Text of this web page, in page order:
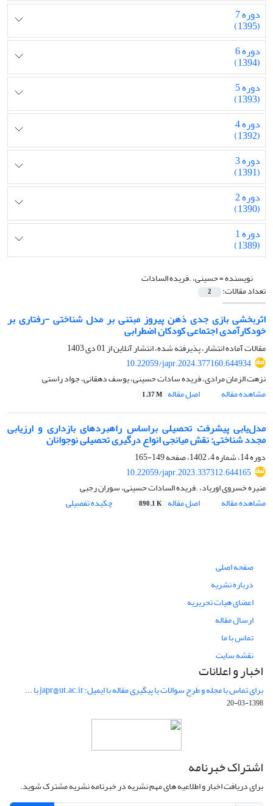
دوره 7
(1395)
دوره 6
(1394)
دوره 5
(1393)
دوره 4
(1392)
دوره 3
(1391)
دوره 2
(1390)
دوره 1
(1389)
نویسنده =حسینی، .فریده السادات
تعداد مقالات: 2
اثربخشی بازی جدی ذهن پیروز مبتنی بر مدل شناختی -رفتاری بر
خودکارآمدی اجتماعی کودکان اضطرابی
مقالات آماده انتشار، پذیرفته شده، انتشار آنلاین از01 دی 1403
10.22059/japr.2024.377160.644934
نزهت الزمان مرادی، فریده سادات حسینی، یوسف دهقانی، جواد راستی
مشاهده مقاله
اصل مقاله 1.37 M
مدل‌یابی پیشرفت تحصیلی براساس راهبردهای بازداری و ارزیابی
مجدد شناختی: نقش میانجی انواع درگیری تحصیلی نوجوانان
دوره 14، شماره 4، 1402، صفحه
149-165
10.22059/japr.2023.337312.644165
منیره خسروی اوریاد، .فریده السادات حسینی، سوران رجبی
مشاهده مقاله
اصل مقاله 890.1 K چکیده تفصیلی
صفحه اصلی
درباره نشریه
اعضای هیات تحریریه
ارسال مقاله
تماس با ما
نقشه سایت
اخبار و اعلانات
برای تماس با مجله و طرح سوالات یا پیگیری مقاله با ایمیل: japr@ut.ac.ir با ...
1398-03-20
اشتراک خبرنامه
برای دریافت اخبار و اطلاعیه های مهم نشریه در خبرنامه نشریه مشترک شوید.